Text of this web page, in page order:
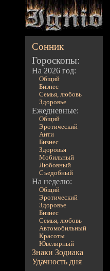
Сонник
Гороскопы:
На 2026 год:
Общий
Бизнес
Семья, любовь
Здоровье
Ежедневные:
Общий
Эротический
Анти
Бизнес
Здоровья
Мобильный
Любовный
Съедобный
На неделю:
Общий
Эротический
Здоровье
Бизнес
Семья, любовь
Автомобильный
Красоты
Ювелирный
Знаки Зодиака
Удачность дня